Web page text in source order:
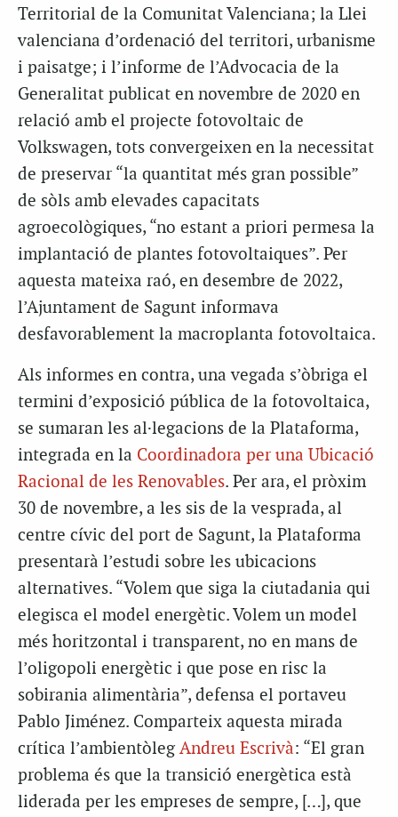
Territorial de la Comunitat Valenciana; la Llei
valenciana d’ordenació del territori, urbanisme
i paisatge; i l’informe de l’Advocacia de la
Generalitat publicat en novembre de 2020 en
relació amb el projecte fotovoltaic de
Volkswagen, tots convergeixen en la necessitat
de preservar “la quantitat més gran possible”
de sòls amb elevades capacitats
agroecològiques, “no estant a priori permesa la
implantació de plantes fotovoltaiques”. Per
aquesta mateixa raó, en desembre de 2022,
l’Ajuntament de Sagunt informava
desfavorablement la macroplanta fotovoltaica.
Als informes en contra, una vegada s’òbriga el
termini d’exposició pública de la fotovoltaica,
se sumaran les al·legacions de la Plataforma,
integrada en la Coordinadora per una Ubicació
Racional de les Renovables. Per ara, el pròxim
30 de novembre, a les sis de la vesprada, al
centre cívic del port de Sagunt, la Plataforma
presentarà l’estudi sobre les ubicacions
alternatives. “Volem que siga la ciutadania qui
elegisca el model energètic. Volem un model
més horitzontal i transparent, no en mans de
l’oligopoli energètic i que pose en risc la
sobirania alimentària”, defensa el portaveu
Pablo Jiménez. Comparteix aquesta mirada
crítica l’ambientòlegAndreu Escrivà: “El gran
problema és que la transició energètica està
liderada per les empreses de sempre, […], que